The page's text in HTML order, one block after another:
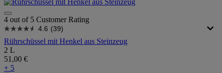
4 out of 5 Customer Rating
4.6 (39)
Rührschüssel mit Henkel aus Steinzeug
2 L
51,00 €
+ 5